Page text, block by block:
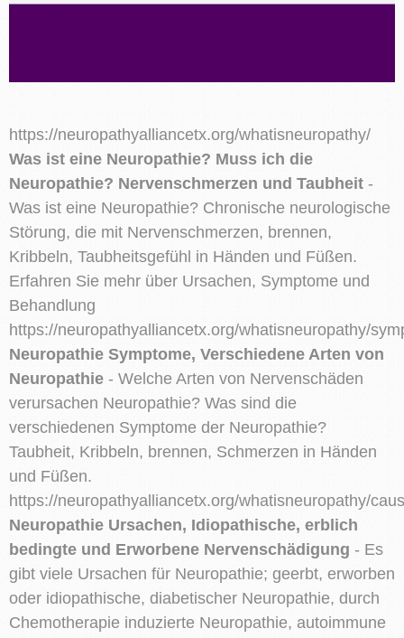
https://neuropathyalliancetx.org/whatisneuropathy/
Was ist eine Neuropathie? Muss ich die
Neuropathie? Nervenschmerzen und Taubheit -
Was ist eine Neuropathie? Chronische neurologische
Störung, die mit Nervenschmerzen, brennen,
Kribbeln, Taubheitsgefühl in Händen und Füßen.
Erfahren Sie mehr über Ursachen, Symptome und
Behandlung
https://neuropathyalliancetx.org/whatisneuropathy/
Neuropathie Symptome, Verschiedene Arten von
Neuropathie - Welche Arten von Nervenschäden
verursachen Neuropathie? Was sind die
verschiedenen Symptome der Neuropathie?
Taubheit, Kribbeln, brennen, Schmerzen in Händen
und Füßen.
https://neuropathyalliancetx.org/whatisneuropathy/
Neuropathie Ursachen, Idiopathische, erblich
bedingte und Erworbene Nervenschädigung - Es
gibt viele Ursachen für Neuropathie; geerbt, erworben
oder idiopathische, diabetischer Neuropathie, durch
Chemotherapie induzierte Neuropathie, autoimmune